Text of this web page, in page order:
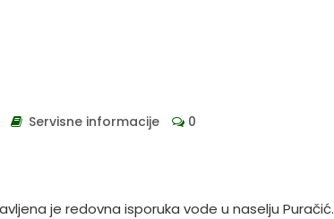
Servisne informacije 0
je redovna isporuka vode u naselju Puračić.